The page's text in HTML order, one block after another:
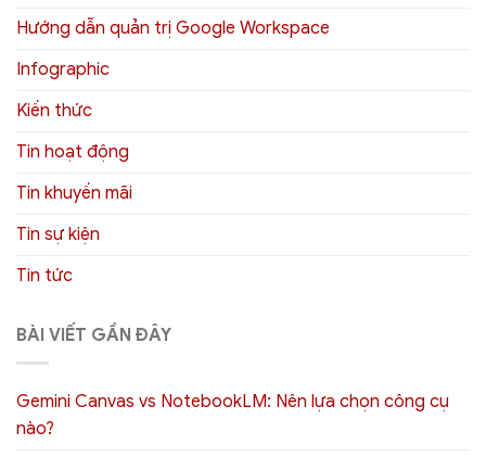
Hướng dẫn quản trị Google Workspace
Infographic
Kiến thức
Tin hoạt động
Tin khuyến mãi
Tin sự kiện
Tin tức
BÀI VIẾT GẦN ĐÂY
Gemini Canvas vs NotebookLM: Nên lựa chọn công cụ
nào?